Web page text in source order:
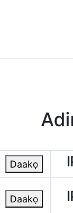
Daakọ
Daakọ